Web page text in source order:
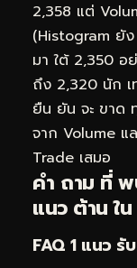
2,358 แต่
(Histogram ยั
มา ใต้ 2,350 อ
ถึง 2,320 นัก เ
ยืน ยัน จะ ขาด
จาก Volume แ
Trade เสมอ
คำ ถาม ที่
แนว ต้าน ใ
FAQ 1 แนว รั